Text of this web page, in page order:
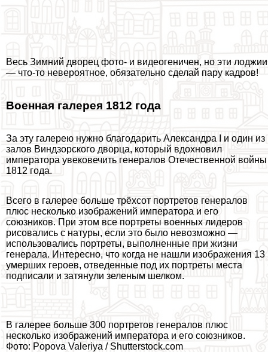
Весь Зимний дворец фото- и видеогеничен, но эти лоджии
— что-то невероятное, обязательно сделай пару кадров!
Военная галерея 1812 года
За эту галерею нужно благодарить Александра I и один из
залов Виндзорского дворца, который вдохновил
императора увековечить генералов Отечественной войны
1812 года.
Всего в галерее больше трёхсот портретов генералов
плюс несколько изображений императора и его
союзников. При этом все портреты военных лидеров
рисовались с натуры, если это было невозможно —
использовались портреты, выполненные при жизни
генерала. Интересно, что когда не нашли изображения 13
умерших героев, отведенные под их портреты места
подписали и затянули зеленым шелком.
В галерее больше 300 портретов генералов плюс
несколько изображений императора и его союзников.
Фото: Popova Valeriya / Shutterstock.com